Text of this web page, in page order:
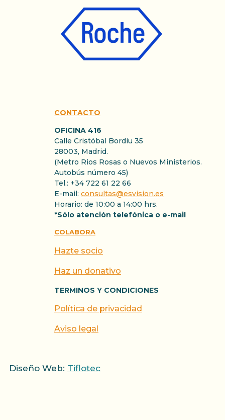
CONTACTO
OFICINA 416
Calle Cristóbal Bordiu 35
28003, Madrid.
(Metro Rios Rosas o Nuevos Ministerios.
Autobús número 45)
Tel.: +34 722 61 22 66
E-mail: consultas@esvision.es
Horario: de 10:00 a 14:00 hrs.
*Sólo atención telefónica o e-mail
COLABORA
Hazte socio
Haz un donativo
TERMINOS Y CONDICIONES
Política de privacidad
Aviso legal
Diseño Web: Tiflotec